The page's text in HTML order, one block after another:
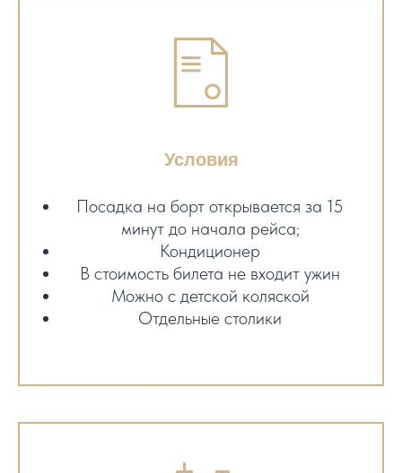
Условия
Посадка на борт открывается за 15
минут до начала рейса;
Кондиционер
В стоимость билета не входит ужин
Можно с детской коляской
Отдельные столики